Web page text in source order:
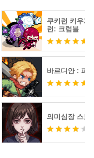
쿠키런 키우기
런: 크럼블
바르디안 : 피
의미심장 스토